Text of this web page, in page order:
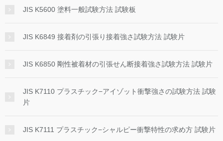
JIS K5600 塗料一般試験方法 試験板
JIS K6849 接着剤の引張り接着強さ試験方法 試験片
JIS K6850 剛性被着材の引張せん断接着強さ試験方法 試験片
JIS K7110 プラスチック−アイゾット衝撃強さの試験方法 試験
片
JIS K7111 プラスチック−シャルピー衝撃特性の求め方 試験片